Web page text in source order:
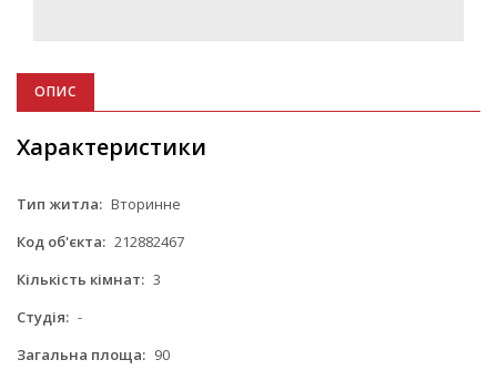
ОПИС
Характеристики
Тип житла: Вторинне
Код об'єкта: 212882467
Кількість кімнат: 3
Студія: -
Загальна площа: 90